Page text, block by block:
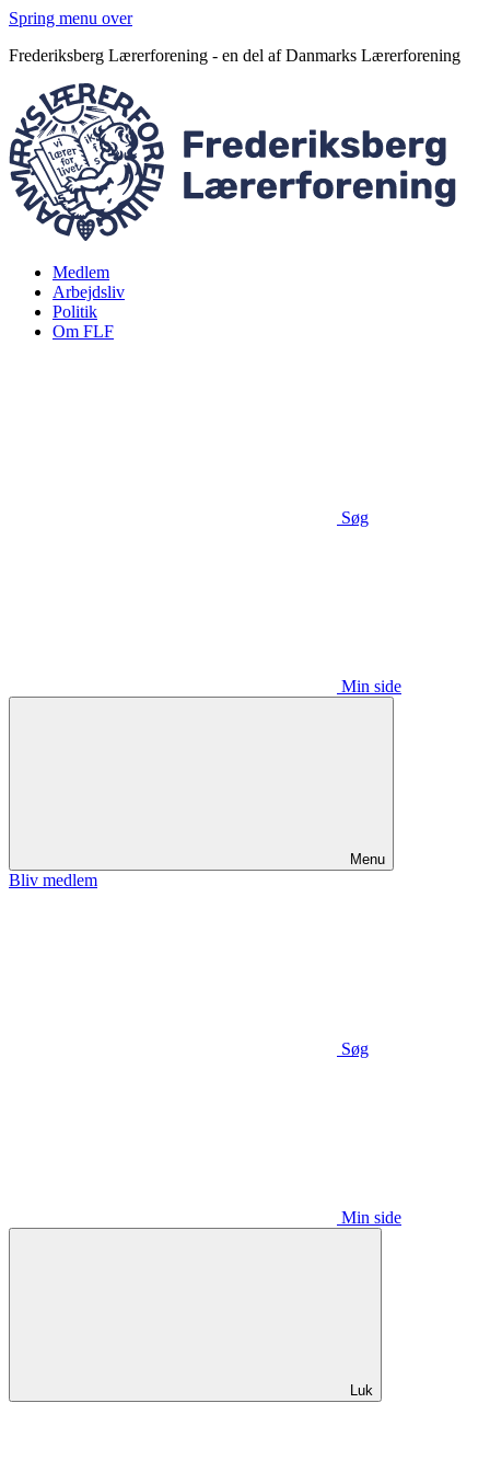
Spring menu over
Frederiksberg Lærerforening - en del af Danmarks Lærerforening
Medlem
Arbejdsliv
Politik
Om FLF
Søg
Min side
Menu
Bliv medlem
Søg
Min side
Luk